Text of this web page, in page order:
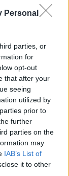
Personal
parties, or
for
opt-out
that after your
seeing
utilized by
prior to
further
parties on the
may
IAB’s List of
it to other